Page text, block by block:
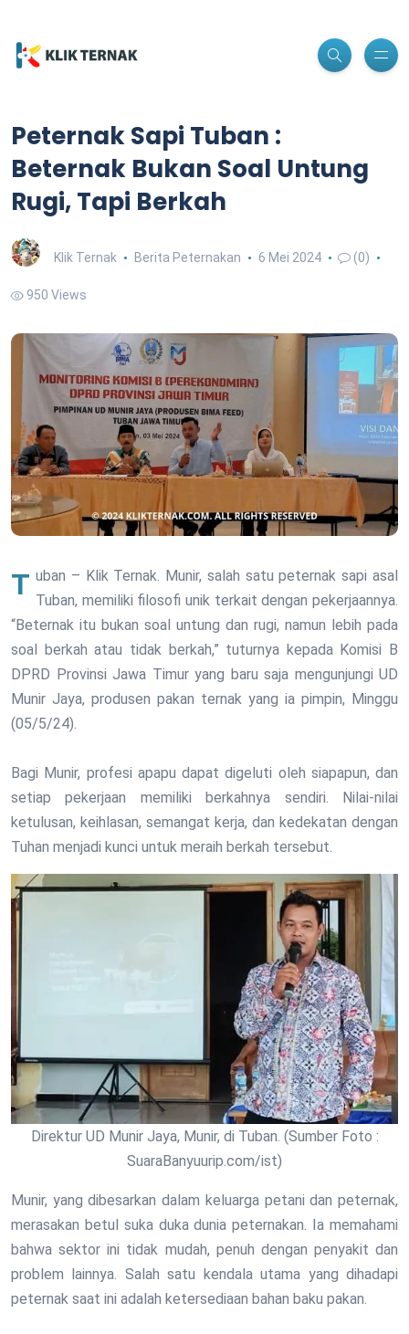
Peternak Sapi Tuban :
Beternak Bukan Soal Untung
Rugi, Tapi Berkah
Klik Ternak Berita Peternakan 6 Mei 2024 (0)
950 Views
Tuban – Klik Ternak. Munir, salah satu peternak sapi asal Tuban, memiliki filosofi unik terkait dengan pekerjaannya.
“Beternak itu bukan soal untung dan rugi, namun lebih pada
soal berkah atau tidak berkah,” tuturnya kepada Komisi B
DPRD Provinsi Jawa Timur yang baru saja mengunjungi UD
Munir Jaya, produsen pakan ternak yang ia pimpin, Minggu
(05/5/24).
Bagi Munir, profesi apapu dapat digeluti oleh siapapun, dan
setiap pekerjaan memiliki berkahnya sendiri. Nilai-nilai
ketulusan, keihlasan, semangat kerja, dan kedekatan dengan
Tuhan menjadi kunci untuk meraih berkah tersebut.
Direktur UD Munir Jaya, Munir, di Tuban. (Sumber Foto :
SuaraBanyuurip.com/ist)
Munir, yang dibesarkan dalam keluarga petani dan peternak,
merasakan betul suka duka dunia peternakan. Ia memahami
bahwa sektor ini tidak mudah, penuh dengan penyakit dan
problem lainnya. Salah satu kendala utama yang dihadapi
peternak saat ini adalah ketersediaan bahan baku pakan.